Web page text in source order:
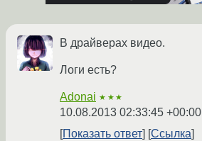
В драйверах видео.
Логи есть?
Adonai ★★★
10.08.2013 02:33:45 +00:00
Показать ответ
Ссылка